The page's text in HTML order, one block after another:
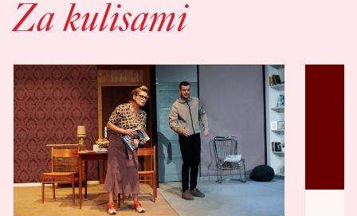
Za kulisami